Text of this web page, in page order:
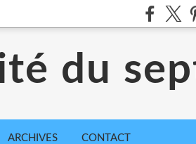
du
ARCHIVES CONTACT